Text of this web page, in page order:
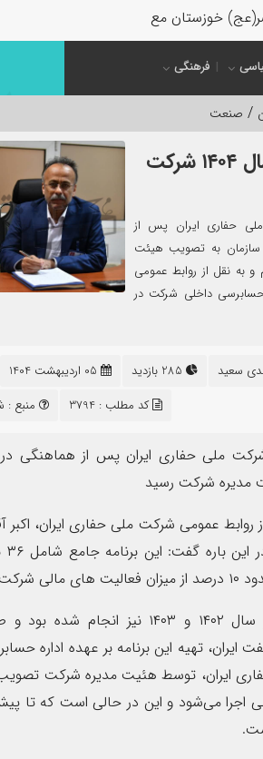
خوزستان معرفی شد
فرهنگی
/ صنعت
برنامه جامع حسابرسی داخلی سال ۱۴۰۴ شرکت
داخلی سال ۱۴۰۴ شرکت ملی حفاری ایران پس از
به تصویب هیئت
به نقل از روابط عمومی
حسابرسی داخلی شرکت در
سعید
منبع :
کد مطلب : 3794
جامع حسابرسی داخلی سال ۱۴۰۴ شرکت ملی حفاری ایران پس از
مدیره شرکت رسید
روابط عمومی شرکت ملی حفاری ایران، اکبر
وی افزود: ارائه برنامه جامع حسابرسی در سال ۱۴۰۲ و
تهیه این برنامه بر عهده اداره
ایران، توسط هئیت مدیره شرکت
سرهنگ سجاد بهمئی به عنوان
سپاه ولی عصر(عج) خوزستان